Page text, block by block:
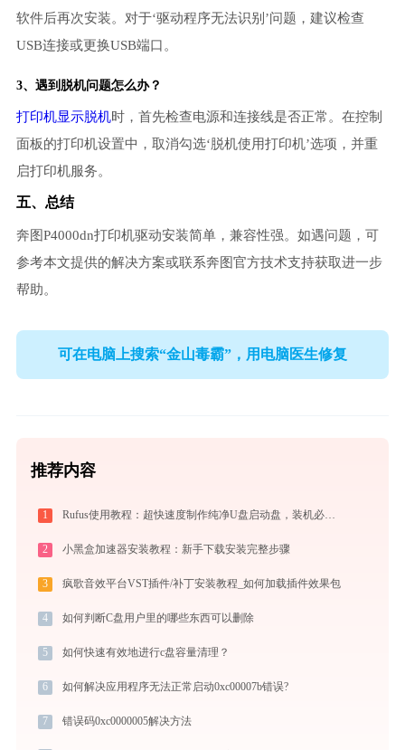
软件后再次安装。对于‘驱动程序无法识别’问题，建议检查
USB连接或更换USB端口。
3、遇到脱机问题怎么办？
打印机显示脱机时，首先检查电源和连接线是否正常。在控制
面板的打印机设置中，取消勾选‘脱机使用打印机’选项，并重
启打印机服务。
五、总结
奔图P4000dn打印机驱动安装简单，兼容性强。如遇问题，可
参考本文提供的解决方案或联系奔图官方技术支持获取进一步
帮助。
可在电脑上搜索“金山毒霸”，用电脑医生修复
推荐内容
1 Rufus使用教程：超快速度制作纯净U盘启动盘，装机必备免费工具
2 小黑盒加速器安装教程：新手下载安装完整步骤
3 疯歌音效平台VST插件/补丁安装教程_如何加载插件效果包
4 如何判断C盘用户里的哪些东西可以删除
5 如何快速有效地进行c盘容量清理？
6 如何解决应用程序无法正常启动0xc00007b错误?
7 错误码0xc0000005解决方法